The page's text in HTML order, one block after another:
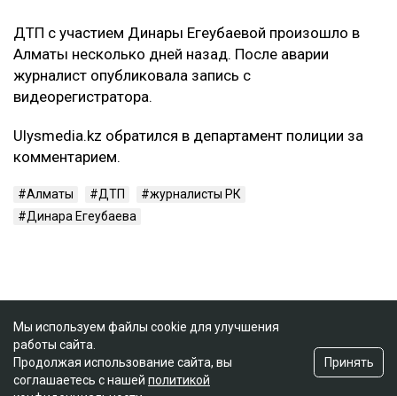
ДТП с участием Динары Егеубаевой произошло в
Алматы несколько дней назад. После аварии
журналист опубликовала запись с
видеорегистратора.
Ulysmedia.kz обратился в департамент полиции за
комментарием.
Алматы ДТП
журналисты РК
Динара Егеубаева
Мы используем файлы cookie для улучшения
работы сайта.
Продолжая использование сайта, вы
соглашаетесь с нашей политикой
Принять